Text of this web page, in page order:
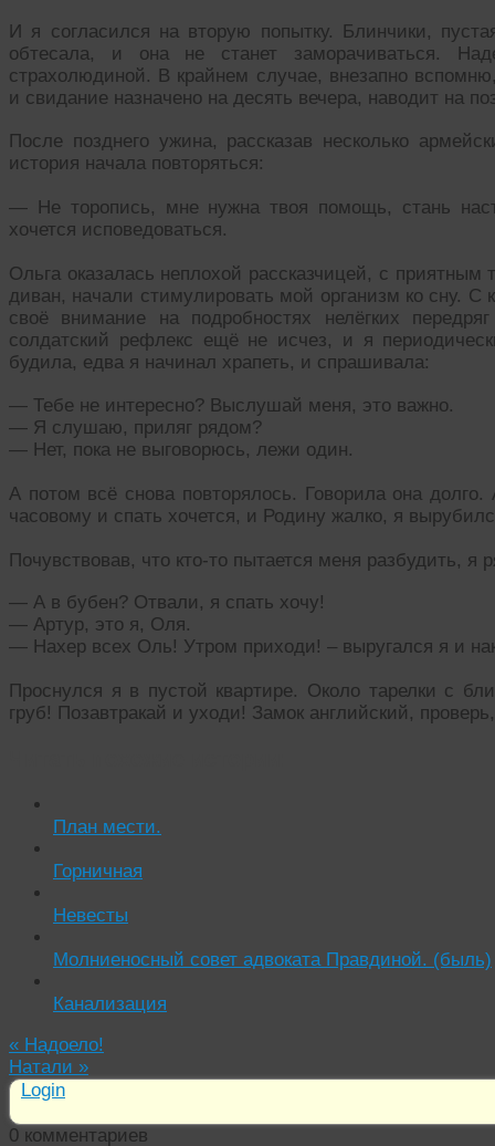
И я согласился на вторую попытку. Блинчики,
обтесала, и она не станет заморачиваться.
страхолюдиной. В крайнем случае, внезапно
и свидание назначено на десять вечера, наводит на
После позднего ужина, рассказав несколько
история начала повторяться:
— Не торопись, мне нужна твоя помощь, стань
хочется исповедоваться.
Ольга оказалась неплохой рассказчицей, с
диван, начали стимулировать мой организм ко сну. С
своё внимание на подробностях нелёгких
солдатский рефлекс ещё не исчез, и я
будила, едва я начинал храпеть, и спрашивала:
— Тебе не интересно? Выслушай меня, это важно.
— Я слушаю, приляг рядом?
— Нет, пока не выговорюсь, лежи один.
А потом всё снова повторялось. Говорила она
часовому и спать хочется, и Родину жалко, я
Почувствовав, что кто-то пытается меня разбудить, я
— А в бубен? Отвали, я спать хочу!
— Артур, это я, Оля.
— Нахер всех Оль! Утром приходи! – выругался я и
Проснулся я в пустой квартире. Около тарелки с
груб! Позавтракай и уходи! Замок английский,
План мести.
Горничная
Невесты
Молниеносный совет адвоката Правдиной. (быль)
Канализация
« Надоело!
Натали »
Login
0 комментариев